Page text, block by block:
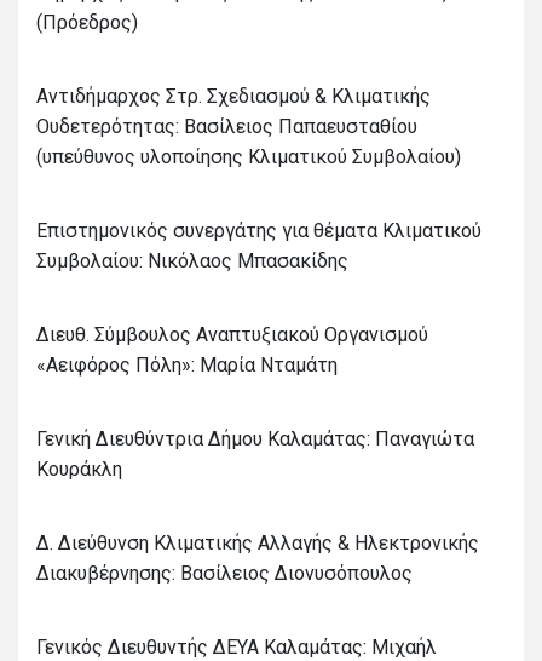
(Πρόεδρος)
Αντιδήμαρχος Στρ. Σχεδιασμού & Κλιματικής
Ουδετερότητας: Βασίλειος Παπαευσταθίου
(υπεύθυνος υλοποίησης Κλιματικού Συμβολαίου)
Επιστημονικός συνεργάτης για θέματα Κλιματικού
Συμβολαίου: Νικόλαος Μπασακίδης
Διευθ. Σύμβουλος Αναπτυξιακού Οργανισμού
«Αειφόρος Πόλη»: Μαρία Νταμάτη
Γενική Διευθύντρια Δήμου Καλαμάτας: Παναγιώτα
Κουράκλη
Δ. Διεύθυνση Κλιματικής Αλλαγής & Ηλεκτρονικής
Διακυβέρνησης: Βασίλειος Διονυσόπουλος
Γενικός Διευθυντής ΔΕΥΑ Καλαμάτας: Μιχαήλ